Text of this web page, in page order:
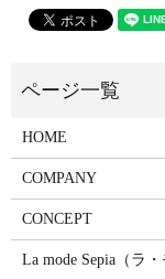
HOME
COMPANY
CONCEPT
La mode Sepia（ラ